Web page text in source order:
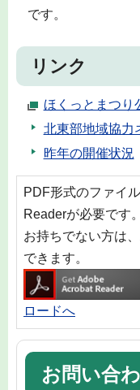
です。
リンク
ほくっとまつり
北東部地域協力
昨年の開催状況
PDF形式のファイ
Readerが必要です。
お持ちでない方は
できます。
ロードへ
お問い合